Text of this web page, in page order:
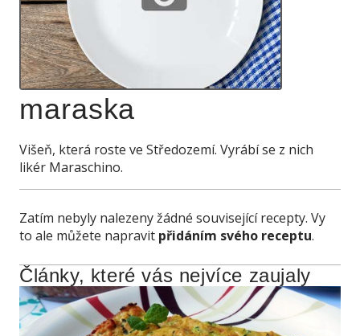
maraska
Višeň, která roste ve Středozemí. Vyrábí se z nich
likér Maraschino.
Zatím nebyly nalezeny žádné související recepty. Vy
to ale můžete napravit přidáním svého receptu.
Články, které vás nejvíce zaujaly